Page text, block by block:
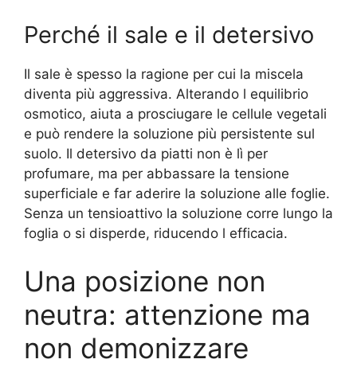
Perché il sale e il detersivo
Il sale è spesso la ragione per cui la miscela
diventa più aggressiva. Alterando l equilibrio
osmotico, aiuta a prosciugare le cellule vegetali
e può rendere la soluzione più persistente sul
suolo. Il detersivo da piatti non è lì per
profumare, ma per abbassare la tensione
superficiale e far aderire la soluzione alle foglie.
Senza un tensioattivo la soluzione corre lungo la
foglia o si disperde, riducendo l efficacia.
Una posizione non
neutra: attenzione ma
non demonizzare